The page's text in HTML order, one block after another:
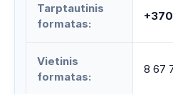
Tarptautinis
formatas:
Vietinis
formatas:
8 67